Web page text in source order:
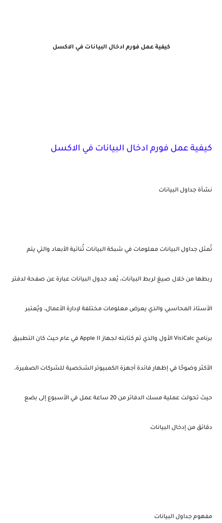
كيفية عمل فورم ادخال البيانات في الاكسل
كيفية عمل فورم ادخال البيانات في الاكسل
نشأة جداول البيانات
تُمثل جداول البيانات معلومات في شبكة البيانات ثُنائية الأبعاد والتي يتم
ربطها من خلال صيغ لربط البيانات، يُعد جدول البيانات عبارة عن صفحة لدفتر
الأستاذ المحاسبي والذي يعرض معلومات مختلفة لإدارة الأعمال، ويُعتبر
برنامج VisiCalc الأول والذي تم كتابته لجهاز Apple II في عام حيث كان التطبيق
الأكثر وضوحًا في إظهار فائدة أجهزة الكمبيوتر الشخصية للشركات الصغيرة،
حيث تحولت عملية مسك الدفاتر من 20 ساعة عمل في الأسبوع إلى بضع
دقائق من إدخال البيانات
مفهوم جداول البيانات